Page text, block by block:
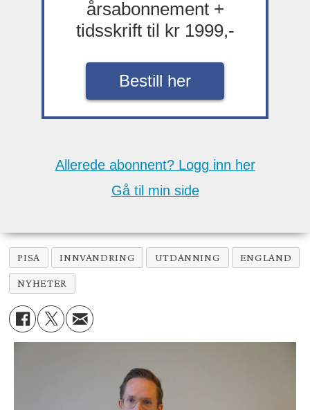
årsabonnement +
tidsskrift til kr 1999,-
Bestill her
Allerede abonnent? Logg inn her
Gå til min side
PISA INNVANDRING UTDANNING ENGLAND
NYHETER